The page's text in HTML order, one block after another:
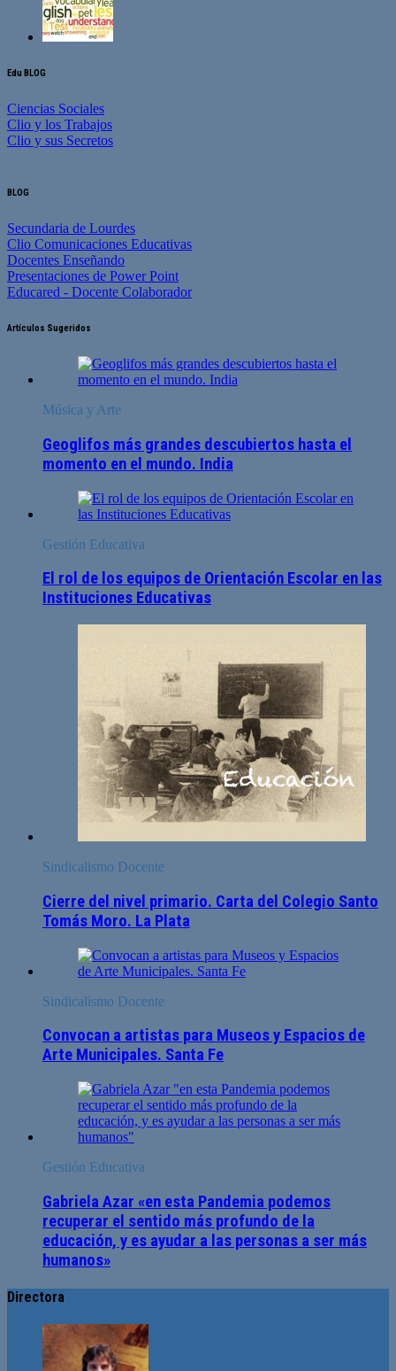
Edu BLOG
Ciencias Sociales
Clio y los Trabajos
Clio y sus Secretos
BLOG
Secundaria de Lourdes
Clio Comunicaciones Educativas
Docentes Enseñando
Presentaciones de Power Point
Educared - Docente Colaborador
Artículos Sugeridos
Música y Arte
Geoglifos más grandes descubiertos hasta el
momento en el mundo. India
Gestión Educativa
El rol de los equipos de Orientación Escolar en las
Instituciones Educativas
Sindicalismo Docente
Cierre del nivel primario. Carta del Colegio Santo
Tomás Moro. La Plata
Sindicalismo Docente
Convocan a artistas para Museos y Espacios de
Arte Municipales. Santa Fe
Gestión Educativa
Gabriela Azar «en esta Pandemia podemos
recuperar el sentido más profundo de la
educación, y es ayudar a las personas a ser más
humanos»
Directora